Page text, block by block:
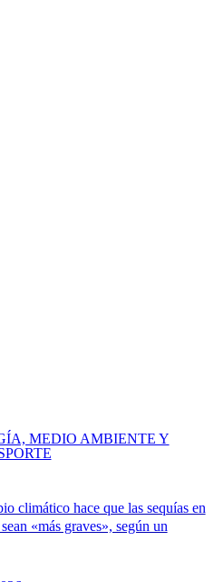
climático hace que las sequías en
«más graves», según un
MEDIO AMBIENTE Y